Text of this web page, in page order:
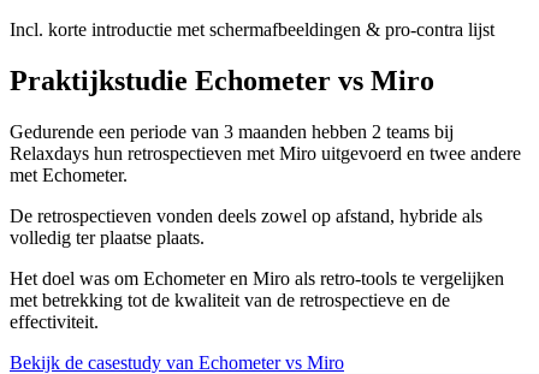
Incl. korte introductie met schermafbeeldingen & pro-contra lijst
Praktijkstudie Echometer vs Miro
Gedurende een periode van 3 maanden hebben 2 teams bij
Relaxdays hun retrospectieven met Miro uitgevoerd en twee andere
met Echometer.
De retrospectieven vonden deels zowel op afstand, hybride als
volledig ter plaatse plaats.
Het doel was om Echometer en Miro als retro-tools te vergelijken
met betrekking tot de kwaliteit van de retrospectieve en de
effectiviteit.
Bekijk de casestudy van Echometer vs Miro